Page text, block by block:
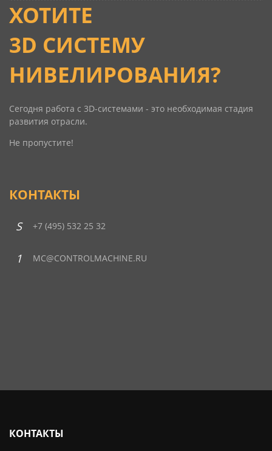
ХОТИТЕ
3D СИСТЕМУ
НИВЕЛИРОВАНИЯ?
Сегодня работа c 3D-системами - это необходимая стадия
развития отрасли.
Не пропустите!
КОНТАКТЫ
+7 (495) 532 25 32
MC@CONTROLMACHINE.RU
КОНТАКТЫ